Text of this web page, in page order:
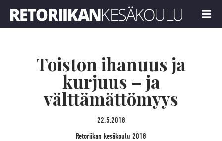
MENU
Toiston ihanuus ja
kurjuus – ja
välttämättömyys
22.5.2018
Retoriikan kesäkoulu 2018